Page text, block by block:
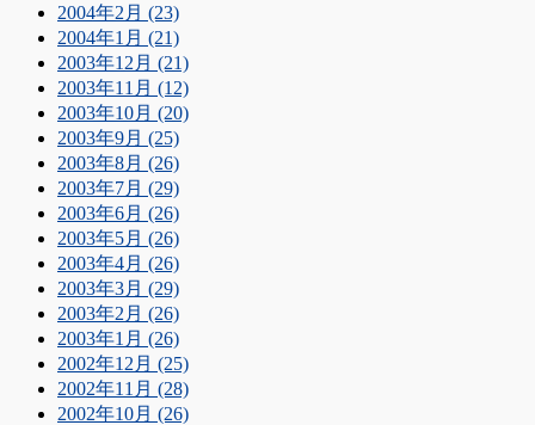
2004年2月 (23)
2004年1月 (21)
2003年12月 (21)
2003年11月 (12)
2003年10月 (20)
2003年9月 (25)
2003年8月 (26)
2003年7月 (29)
2003年6月 (26)
2003年5月 (26)
2003年4月 (26)
2003年3月 (29)
2003年2月 (26)
2003年1月 (26)
2002年12月 (25)
2002年11月 (28)
2002年10月 (26)